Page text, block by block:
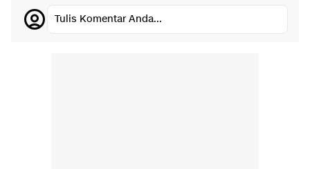
Tulis Komentar Anda...